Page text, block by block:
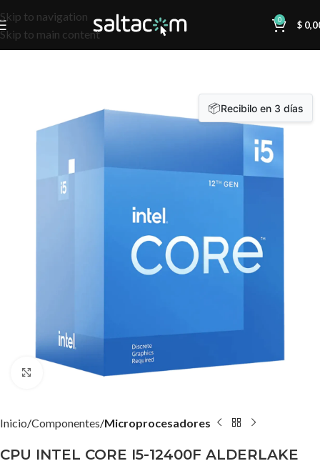
Skip to navigation
Skip to main content
0 $
📦Recibilo en 3 días
Agrandar imagen
Inicio Componentes Microprocesadores
CPU INTEL CORE I5-12400F ALDERLAKE